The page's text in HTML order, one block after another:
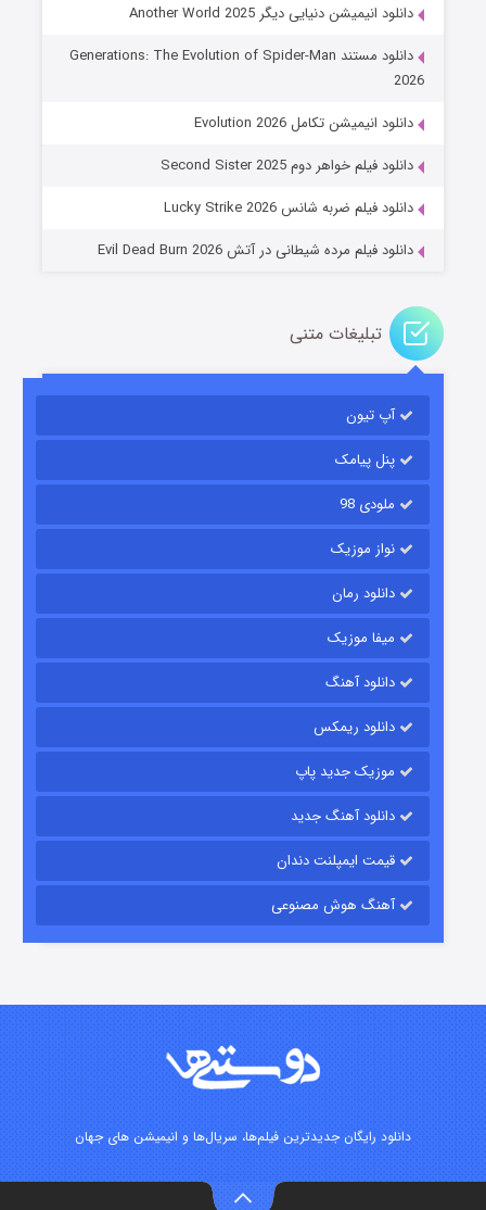
جادوگری در مغولستان
باب اسفنجی فصل ۱۷
قسمت۶ (زیرنویس) منتشر شد
قسمت۱۵ (دوبله) منتشر شد
زیرزمین
دانلود انیمیشن دنیایی دیگر Another World 2025
دانلود مستند Generations: The Evolution of Spider-Man
2026
دانلود انیمیشن تکامل Evolution 2026
دانلود فیلم خواهر دوم Second Sister 2025
دانلود فیلم ضربه شانس Lucky Strike 2026
دانلود فیلم مرده شیطانی در آتش Evil Dead Burn 2026
تبلیغات متنی
آپ تیون
پنل پیامک
ملودی 98
نواز موزیک
دانلود رمان
میفا موزیک
دانلود آهنگ
دانلود ریمکس
موزیک جدید پاپ
دانلود آهنگ جدید
قیمت ایمپلنت دندان
آهنگ هوش مصنوعی
دانلود رایگان جدیدترین فیلم‌ها، سریال‌ها و انیمیشن های جهان